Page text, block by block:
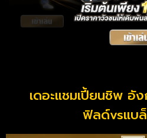
เดอะแชมเปี้ยนชิพ อั
ฟิลด์vsแบล็